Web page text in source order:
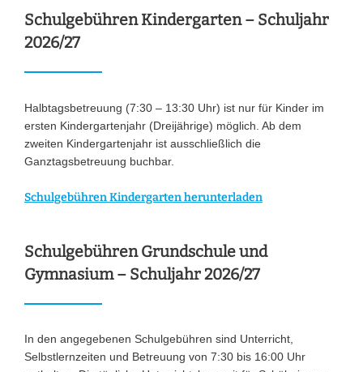
Schulgebühren Kindergarten – Schuljahr
2026/27
Halbtagsbetreuung (7:30 – 13:30 Uhr) ist nur für Kinder im
ersten Kindergartenjahr (Dreijährige) möglich. Ab dem
zweiten Kindergartenjahr ist ausschließlich die
Ganztagsbetreuung buchbar.
Schulgebühren Kindergarten herunterladen
Schulgebühren Grundschule und
Gymnasium – Schuljahr 2026/27
In den angegebenen Schulgebühren sind Unterricht,
Selbstlernzeiten und Betreuung von 7:30 bis 16:00 Uhr